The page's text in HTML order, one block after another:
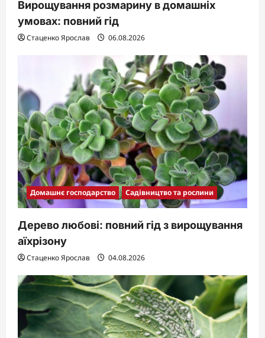
Вирощування розмарину в домашніх
умовах: повний гід
Стаценко Ярослав 06.08.2026
Домашнє господарство Садівництво та рослини
Дерево любові: повний гід з вирощування
аїхрізону
Стаценко Ярослав 04.08.2026